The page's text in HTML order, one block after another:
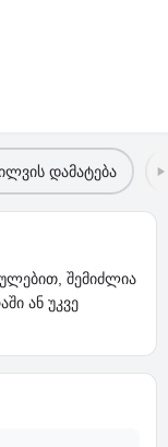
დამატება
შემიძლია
ან უკვე